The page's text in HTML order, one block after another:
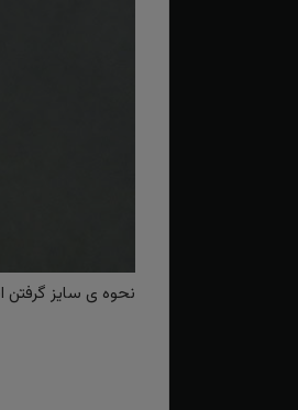
نحوه ی سایز گرفتن